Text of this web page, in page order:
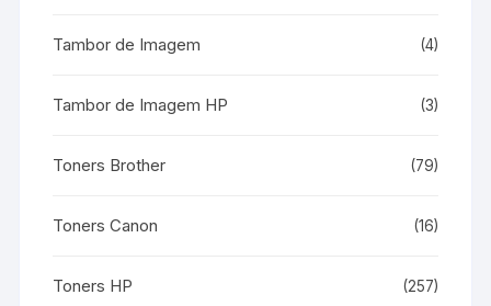
Tambor de Imagem (4)
Tambor de Imagem HP (3)
Toners Brother (79)
Toners Canon (16)
Toners HP (257)